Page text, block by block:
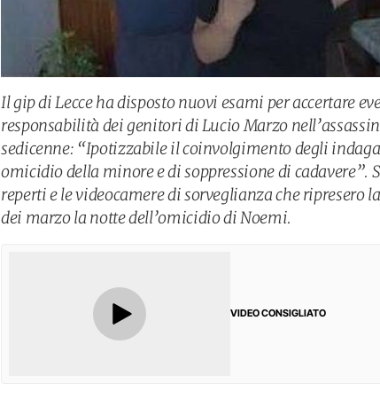
Il gip di Lecce ha disposto nuovi esami per accertare
responsabilità dei genitori di Lucio Marzo
sedicenne: “Ipotizzabile il coinvolgimento degli
omicidio della minore e di soppressione di cadavere”.
reperti e le videocamere di sorveglianza che ripresero
dei marzo la notte dell’omicidio di Noemi.
VIDEO CONSIGLIATO